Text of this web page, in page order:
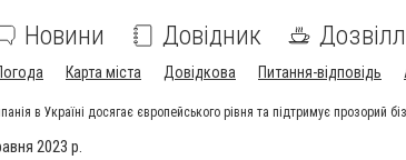
Новини Довідник
Карта міста Довідкова Питання-відповідь
в Україні досягає європейського рівня та підтримує прозорий
2023 р.